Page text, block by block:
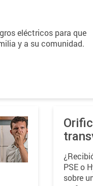
eléctricos para que
y a su comunidad.
PSE o
sobre